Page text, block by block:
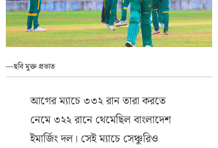
—ছবি মুক্ত প্রভাত
আগের ম্যাচে ৩৩২ রান তারা করতে
নেমে ৩২২ রানে থেমেছিল বাংলাদেশ
ইমার্জিং দল। সেই ম্যাচে সেঞ্চুরিও